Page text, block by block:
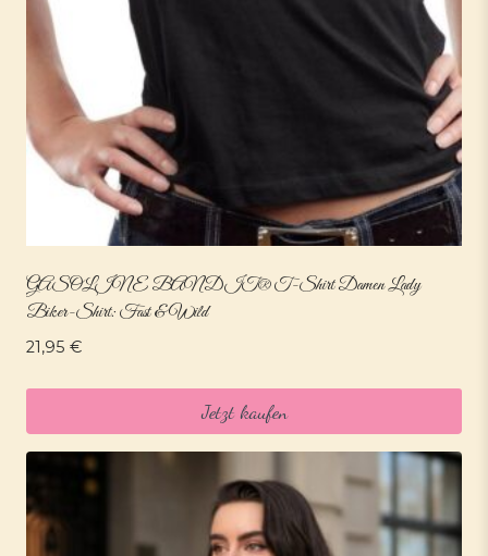
GASOLINE BANDIT® T-Shirt Damen Lady
Biker-Shirt: Fast & Wild
21,95 €
Jetzt kaufen